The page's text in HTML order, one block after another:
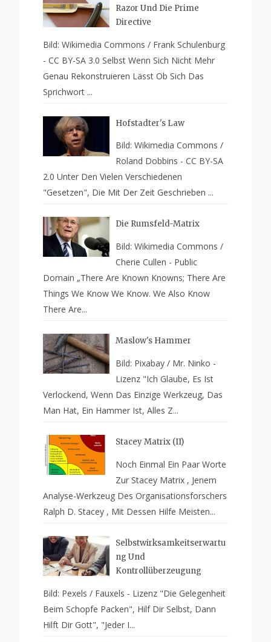
Razor Und Die Prime
Directive
Bild: Wikimedia Commons / Frank Schulenburg
- CC BY-SA 3.0 Selbst Wenn Sich Nicht Mehr
Genau Rekonstruieren Lässt Ob Sich Das
Sprichwort ...
Hofstadter's Law
Bild: Wikimedia Commons /
Roland Dobbins - CC BY-SA
2.0 Unter Den Vielen Verschiedenen
"Gesetzen", Die Mit Der Zeit Geschrieben ...
Die Rumsfeld-Matrix
Bild: Wikimedia Commons /
Cherie Cullen - Public
Domain „There Are Known Knowns; There Are
Things We Know We Know. We Also Know
There Are...
Maslow's Hammer
Bild: Pixabay / Mr. Ninko -
Lizenz "Ich Glaube, Es Ist
Verlockend, Wenn Das Einzige Werkzeug, Das
Man Hat, Ein Hammer Ist, Alles Z...
Stacey Matrix (II)
Noch Einmal Ein Paar Worte
Zur Stacey Matrix , Jenem
Analyse-Werkzeug Des Organisationsforschers
Ralph D. Stacey , Mit Dessen Hilfe Meisten...
Selbstwirksamkeitserwartu
Ng Und
Kontrollüberzeugung
Bild: Pexels / Fauxels - Lizenz "Die Gelegenheit
Beim Schopfe Packen", Hilf Dir Selbst, Dann
Hilft Dir Gott", "Jeder I...